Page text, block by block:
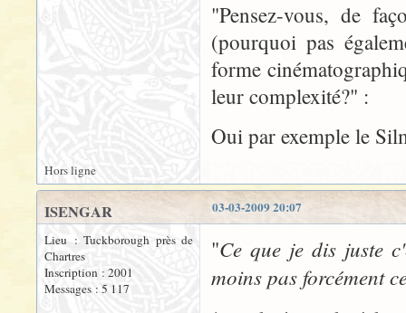
"Pensez-vous, de
(pourquoi pas
forme
leur complexité?" :
Oui par exemple le
Hors ligne
03-03-2009 20:07
ISENGAR
Lieu : Tuckborough près de
Chartres
Inscription : 2001
Messages : 5 117
"Ce que je dis juste
moins pas forcément